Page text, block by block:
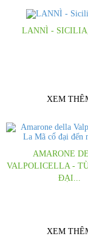
LANNÌ -
XEM
AMARONE
VALPOLICELLA -
ĐẠI...
XEM